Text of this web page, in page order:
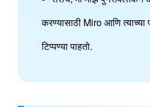
करण्यासाठी Miro आणि त्याच्या
टिप्पण्या पाहतो.